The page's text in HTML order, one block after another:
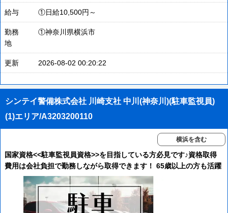
給与 ①日給10,500円～
勤務
地
①神奈川県横浜市
更新 2026-08-02 00:20:22
シンテイ警備株式会社 川崎支社 中川(神奈川)(駐車監視員)
(1)エリア/A3203200110
横浜を含む
国家資格<<駐車監視員資格>>を目指している方必見です♪資格取得
費用は会社負担で勤務しながら取得できます！ 65歳以上の方も活躍